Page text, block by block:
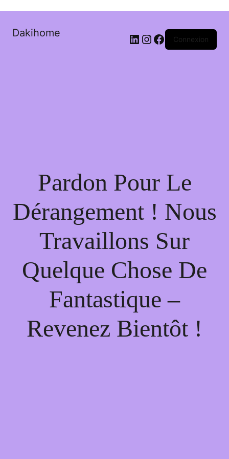
Dakihome Connexion
Pardon Pour Le
Dérangement ! Nous
Travaillons Sur
Quelque Chose De
Fantastique –
Revenez Bientôt !